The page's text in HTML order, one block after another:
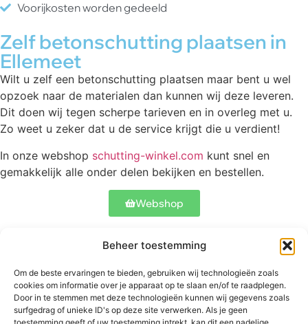
Beheer toestemming
Om de beste ervaringen te bieden, gebruiken wij technologieën zoals
cookies om informatie over je apparaat op te slaan en/of te raadplegen.
Door in te stemmen met deze technologieën kunnen wij gegevens zoals
surfgedrag of unieke ID's op deze site verwerken. Als je geen
Voorijkosten worden gedeeld
Zelf betonschutting plaatsen in
Ellemeet
Wilt u zelf een betonschutting plaatsen maar bent u wel
opzoek naar de materialen dan kunnen wij deze leveren.
Dit doen wij tegen scherpe tarieven en in overleg met u.
Zo weet u zeker dat u de service krijgt die u verdient!
In onze webshop schutting-winkel.com kunt snel en
gemakkelijk alle onder delen bekijken en bestellen.
Webshop
Abtstraat 17
5504 CH
Veldhoven
Betonschutting
Standaard
schutting
Veelgestelde
vragen
Bekijk ons werk